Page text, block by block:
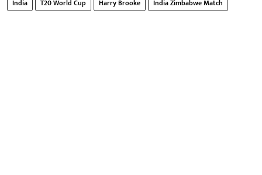
India T20 World Cup Harry Brooke India Zimbabwe Match